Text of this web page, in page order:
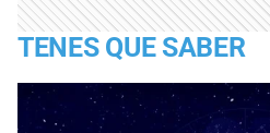
TENES QUE SABER